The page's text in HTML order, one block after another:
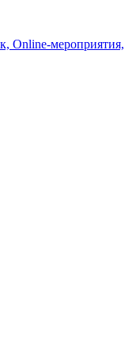
Online-мероприятия,